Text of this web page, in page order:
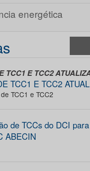
energética
TCC1 E TCC2
TCC1 E TCC2
TCC1 e TCC2
de TCCs do DCI
ABECIN